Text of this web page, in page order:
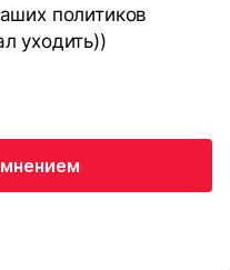
политиков
уходить))